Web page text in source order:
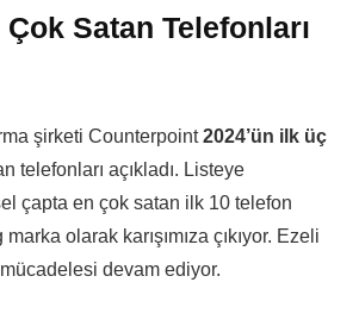
Çok Satan Telefonları
şirketi Counterpoint2024’ün ilk üç
telefonları açıkladı. Listeye
çapta en çok satan ilk 10 telefon
olarak karışımıza çıkıyor. Ezeli
devam ediyor.